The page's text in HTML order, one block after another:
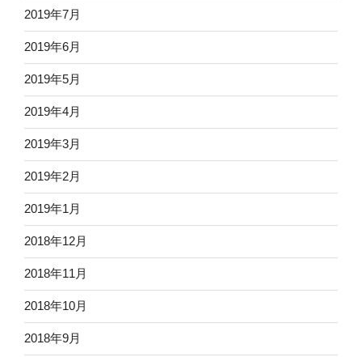
2019年7月
2019年6月
2019年5月
2019年4月
2019年3月
2019年2月
2019年1月
2018年12月
2018年11月
2018年10月
2018年9月